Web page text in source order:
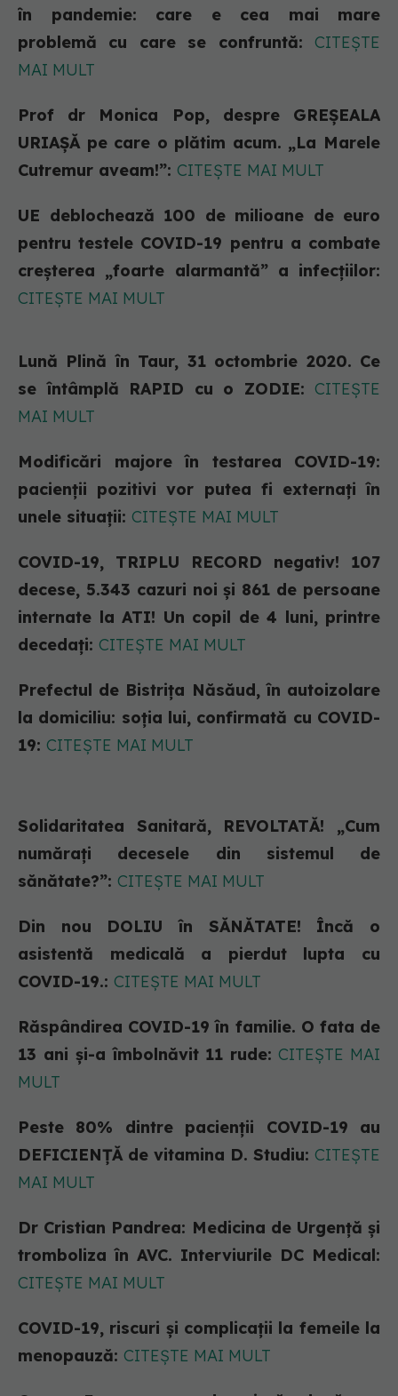
în pandemie: care e cea mai mare
problemă cu care se confruntă: CITEȘTE
MAI MULT
Prof dr Monica Pop, despre GREȘEALA
URIAȘĂ pe care o plătim acum. „La Marele
Cutremur aveam!”: CITEȘTE MAI MULT
UE deblochează 100 de milioane de euro
pentru testele COVID-19 pentru a combate
creșterea „foarte alarmantă” a infecțiilor:
CITEȘTE MAI MULT
Lună Plină în Taur, 31 octombrie 2020. Ce
se întâmplă RAPID cu o ZODIE: CITEȘTE
MAI MULT
Modificări majore în testarea COVID-19:
pacienții pozitivi vor putea fi externați în
unele situații: CITEȘTE MAI MULT
COVID-19, TRIPLU RECORD negativ! 107
decese, 5.343 cazuri noi și 861 de persoane
internate la ATI! Un copil de 4 luni, printre
decedați: CITEȘTE MAI MULT
Prefectul de Bistrița Năsăud, în autoizolare
la domiciliu: soția lui, confirmată cu COVID-
19: CITEȘTE MAI MULT
Solidaritatea Sanitară, REVOLTATĂ! „Cum
numărați decesele din sistemul de
sănătate?”: CITEȘTE MAI MULT
Din nou DOLIU în SĂNĂTATE! Încă o
asistentă medicală a pierdut lupta cu
COVID-19.: CITEȘTE MAI MULT
Răspândirea COVID-19 în familie. O fata de
13 ani și-a îmbolnăvit 11 rude: CITEȘTE MAI
MULT
Peste 80% dintre pacienții COVID-19 au
DEFICIENȚĂ de vitamina D. Studiu: CITEȘTE
MAI MULT
Dr Cristian Pandrea: Medicina de Urgență și
tromboliza în AVC. Interviurile DC Medical:
CITEȘTE MAI MULT
COVID-19, riscuri și complicații la femeile la
menopauză: CITEȘTE MAI MULT